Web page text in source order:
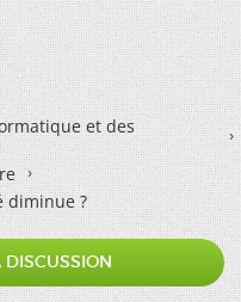
et des
diminue ?
DISCUSSION